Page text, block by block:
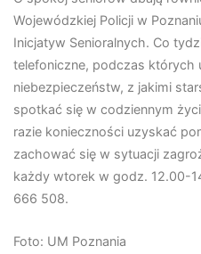
Wojewódzkiej Policji w
Inicjatyw Senioralnych. Co
telefoniczne, podczas których
niebezpieczeństw, z jakimi
spotkać się w codziennym
razie konieczności uzyskać
zachować się w sytuacji
każdy wtorek w godz. 12.00-
666 508.
Foto: UM Poznania